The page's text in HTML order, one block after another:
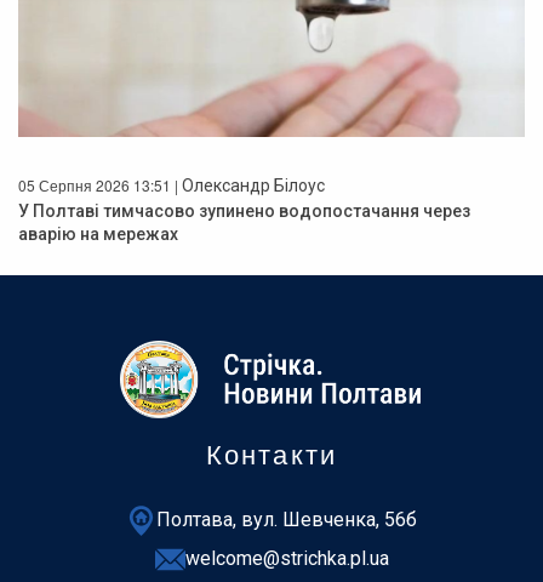
05 Серпня 2026 13:51 | Олександр Білоус
У Полтаві тимчасово зупинено водопостачання через
аварію на мережах
Контакти
Полтава, вул. Шевченка, 56б
welcome@strichka.pl.ua